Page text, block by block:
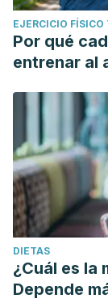
EJERCICIO FÍSICO
Por qué
entrenar al
DIETAS
¿Cuál es la
Depende